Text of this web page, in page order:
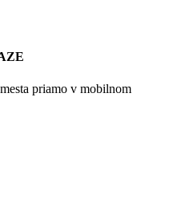
priamo v mobilnom